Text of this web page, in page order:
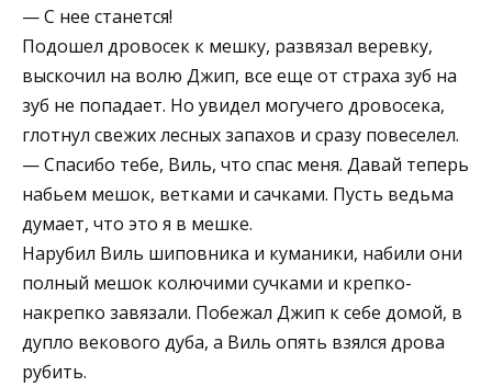
— С нее станется!
Подошел дровосек к мешку, развязал веревку,
выскочил на волю Джип, все еще от страха зуб на
зуб не попадает. Но увидел могучего дровосека,
глотнул свежих лесных запахов и сразу повеселел.
— Спасибо тебе, Виль, что спас меня. Давай теперь
набьем мешок, ветками и сачками. Пусть ведьма
думает, что это я в мешке.
Нарубил Виль шиповника и куманики, набили они
полный мешок колючими сучками и крепко-
накрепко завязали. Побежал Джип к себе домой, в
дупло векового дуба, а Виль опять взялся дрова
рубить.